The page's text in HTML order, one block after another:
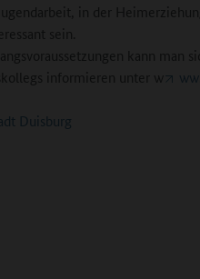
in der
sein.
kann man
informieren unter w
Duisburg